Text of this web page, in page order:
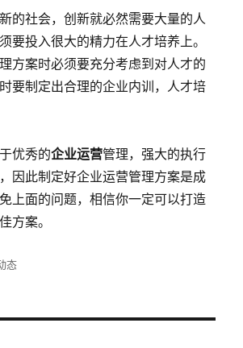
的社会，创新就必然需要大量的人
要投入很大的精力在人才培养上。
方案时必须要充分考虑到对人才的
要制定出合理的企业内训，人才培
优秀的企业运营管理，强大的执行
因此制定好企业运营管理方案是成
上面的问题，相信你一定可以打造
方案。
态